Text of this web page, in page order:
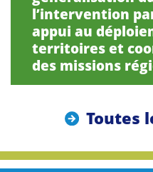
l’intervention
appui au
territoires et
des missions
Toutes